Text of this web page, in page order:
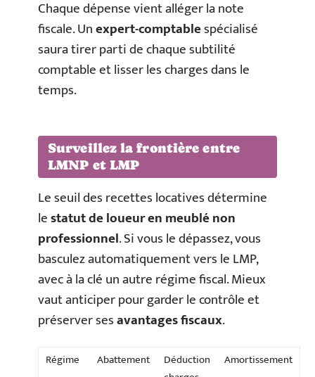
Chaque dépense vient alléger la note
fiscale. Unexpert-comptablespécialisé
saura tirer parti de chaque subtilité
comptable et lisser les charges dans le
temps.
Surveillez la frontière entre
LMNP et LMP
Le seuil des recettes locatives détermine
lestatut de loueur en meublé non
professionnel. Si vous le dépassez, vous
basculez automatiquement vers le LMP,
avec à la clé un autre régime fiscal. Mieux
vaut anticiper pour garder le contrôle et
préserver sesavantages fiscaux.
Régime Abattement
Déduction
Amortissement